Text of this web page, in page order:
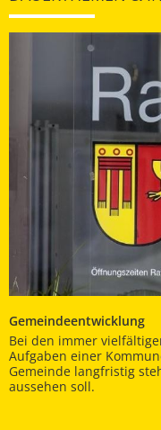
Gemeindeentwicklung
Bei den immer
Aufgaben einer
Gemeinde langfristig
aussehen soll.